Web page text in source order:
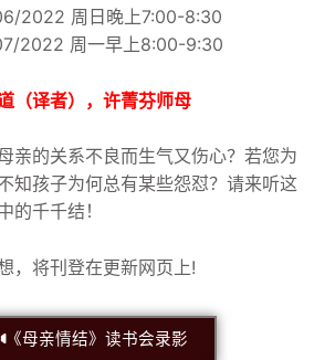
2022 周日 晚上7:00-8:30
2022 周一早上8:00-9:30
（译者），许菁芬师母
亲的关系不良而生气又伤心？若您为
知孩子为何总有某些怨怼？请来听这
的千千结！
，将刊登在更新网页上!
《母亲情结》读书会录影